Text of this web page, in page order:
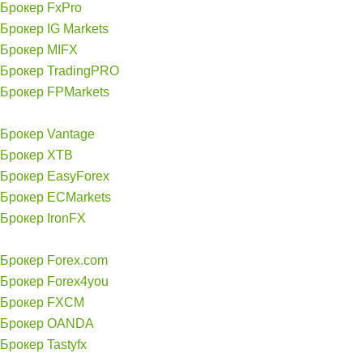
Брокер FxPro
Брокер IG Markets
Брокер MIFX
Брокер TradingPRO
Брокер FPMarkets
Брокер Vantage
Брокер XTB
Брокер EasyForex
Брокер ECMarkets
Брокер IronFX
Брокер Forex.com
Брокер Forex4you
Брокер FXCM
Брокер OANDA
Брокер Tastyfx